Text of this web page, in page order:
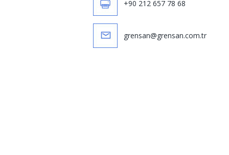
+90 212 657 78 68
grensan@grensan.com.tr